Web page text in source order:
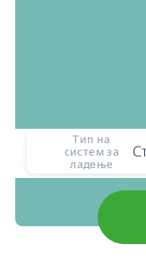
Тип на
систем за
ладење